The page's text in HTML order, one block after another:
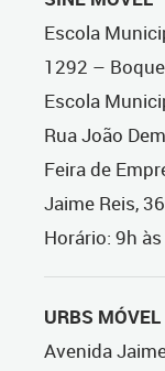
Escola
1292 –
Escola
Rua João
Feira de
Jaime Reis,
Horário: 9h
URBS MÓVEL
Avenida